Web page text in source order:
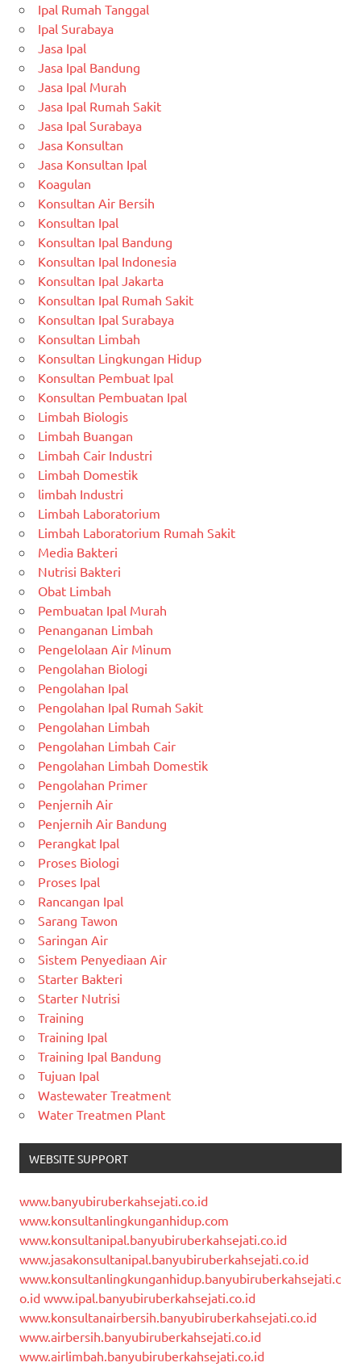
Ipal Rumah Tanggal
Ipal Surabaya
Jasa Ipal
Jasa Ipal Bandung
Jasa Ipal Murah
Jasa Ipal Rumah Sakit
Jasa Ipal Surabaya
Jasa Konsultan
Jasa Konsultan Ipal
Koagulan
Konsultan Air Bersih
Konsultan Ipal
Konsultan Ipal Bandung
Konsultan Ipal Indonesia
Konsultan Ipal Jakarta
Konsultan Ipal Rumah Sakit
Konsultan Ipal Surabaya
Konsultan Limbah
Konsultan Lingkungan Hidup
Konsultan Pembuat Ipal
Konsultan Pembuatan Ipal
Limbah Biologis
Limbah Buangan
Limbah Cair Industri
Limbah Domestik
limbah Industri
Limbah Laboratorium
Limbah Laboratorium Rumah Sakit
Media Bakteri
Nutrisi Bakteri
Obat Limbah
Pembuatan Ipal Murah
Penanganan Limbah
Pengelolaan Air Minum
Pengolahan Biologi
Pengolahan Ipal
Pengolahan Ipal Rumah Sakit
Pengolahan Limbah
Pengolahan Limbah Cair
Pengolahan Limbah Domestik
Pengolahan Primer
Penjernih Air
Penjernih Air Bandung
Perangkat Ipal
Proses Biologi
Proses Ipal
Rancangan Ipal
Sarang Tawon
Saringan Air
Sistem Penyediaan Air
Starter Bakteri
Starter Nutrisi
Training
Training Ipal
Training Ipal Bandung
Tujuan Ipal
Wastewater Treatment
Water Treatmen Plant
WEBSITE SUPPORT
www.banyubiruberkahsejati.co.id
www.konsultanlingkunganhidup.com
www.konsultanipal.banyubiruberkahsejati.co.id
www.jasakonsultanipal.banyubiruberkahsejati.co.id
www.konsultanlingkunganhidup.banyubiruberkahsejati.c
o.id www.ipal.banyubiruberkahsejati.co.id
www.konsultanairbersih.banyubiruberkahsejati.co.id
www.airbersih.banyubiruberkahsejati.co.id
www.airlimbah.banyubiruberkahsejati.co.id